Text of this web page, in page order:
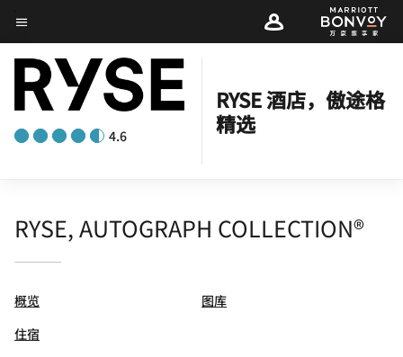
Skip
to
main
content
菜单文本
4.6
RYSE 酒店，傲途格
精选
RYSE, AUTOGRAPH COLLECTION®
概览
住宿
图库